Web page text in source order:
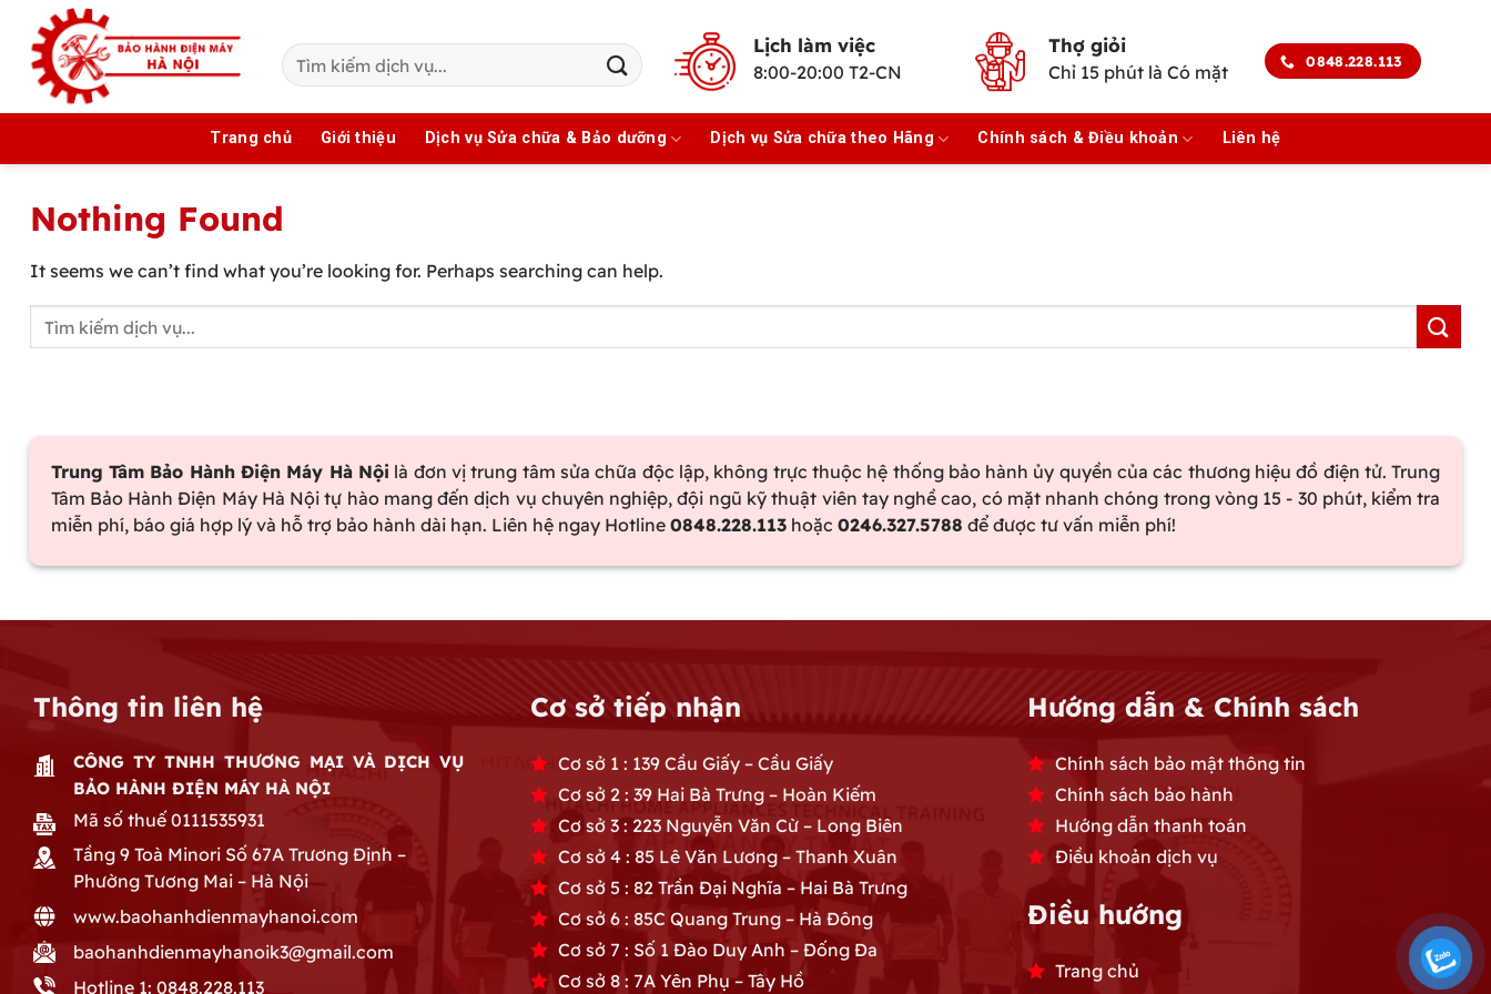
content
Lịch làm việc
8:00-20:00 T2-CN
Thợ giỏi
Chỉ 15 phút là Có mặt 0848.228.113
Trang chủ Giới thiệu Dịch vụ Sửa chữa & Bảo dưỡng Dịch vụ Sửa chữa theo Hãng Chính sách & Điều khoản Liên hệ
Nothing Found
It seems we can’t find what you’re looking for. Perhaps searching can help.
Trung Tâm Bảo Hành Điện Máy Hà Nội là đơn vị trung tâm sửa chữa độc lập, không trực thuộc hệ thống bảo hành ủy quyền của các thương hiệu đồ điện tử. Trung
Tâm Bảo Hành Điện Máy Hà Nội tự hào mang đến dịch vụ chuyên nghiệp, đội ngũ kỹ thuật viên tay nghề cao, có mặt nhanh chóng trong vòng 15 - 30 phút, kiểm tra
miễn phí, báo giá hợp lý và hỗ trợ bảo hành dài hạn. Liên hệ ngay Hotline 0848.228.113hoặc 0246.327.5788 để được tư vấn miễn phí!
Thông tin liên hệ
CÔNG TY TNHH THƯƠNG MẠI VÀ DỊCH VỤ
BẢO HÀNH ĐIỆN MÁY HÀ NỘI
Mã số thuế 0111535931
Tầng 9 Toà Minori Số 67A Trương Định –
Phường Tương Mai – Hà Nội
www.baohanhdienmayhanoi.com
baohanhdienmayhanoik3@gmail.com
Hotline 1: 0848.228.113
Cơ sở tiếp nhận
Cơ sở 1 : 139 Cầu Giấy – Cầu Giấy
Cơ sở 2 : 39 Hai Bà Trưng – Hoàn Kiếm
Cơ sở 3 : 223 Nguyễn Văn Cừ – Long Biên
Cơ sở 4 : 85 Lê Văn Lương – Thanh Xuân
Cơ sở 5 : 82 Trần Đại Nghĩa – Hai Bà Trưng
Cơ sở 6 : 85C Quang Trung – Hà Đông
Cơ sở 7 : Số 1 Đào Duy Anh – Đống Đa
Cơ sở 8 : 7A Yên Phụ – Tây Hồ
Hướng dẫn & Chính sách
Chính sách bảo mật thông tin
Chính sách bảo hành
Hướng dẫn thanh toán
Điều khoản dịch vụ
Điều hướng
Trang chủ